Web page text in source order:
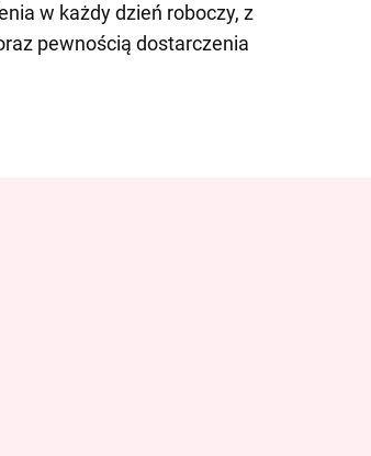
w każdy dzień roboczy, z
pewnością dostarczenia